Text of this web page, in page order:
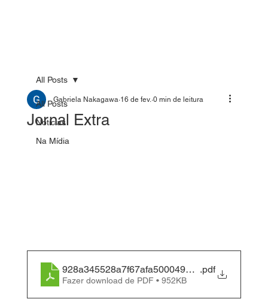
All Posts
Notícias
Na Mídia
All Posts
Jornal Extra
Gabriela Nakagawa 16 de fev. 0 min de leitura
928a345528a7f67afa500049ed528ed2
.pdf
Fazer download de PDF • 952KB